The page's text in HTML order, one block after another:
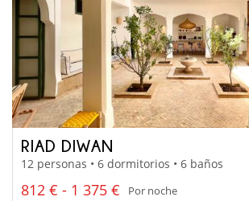
RIAD DIWAN
12 personas • 6 dormitorios • 6 baños
812 € - 1 375 €
Por noche